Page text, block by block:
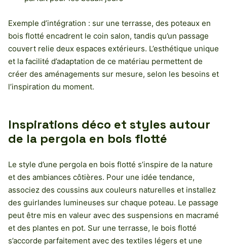
Exemple d’intégration : sur une terrasse, des poteaux en
bois flotté encadrent le coin salon, tandis qu’un passage
couvert relie deux espaces extérieurs. L’esthétique unique
et la facilité d’adaptation de ce matériau permettent de
créer des aménagements sur mesure, selon les besoins et
l’inspiration du moment.
Inspirations déco et styles autour
de la pergola en bois flotté
Le style d’une pergola en bois flotté s’inspire de la nature
et des ambiances côtières. Pour une idée tendance,
associez des coussins aux couleurs naturelles et installez
des guirlandes lumineuses sur chaque poteau. Le passage
peut être mis en valeur avec des suspensions en macramé
et des plantes en pot. Sur une terrasse, le bois flotté
s’accorde parfaitement avec des textiles légers et une